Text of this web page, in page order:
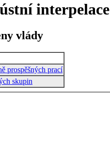
interpelace
vlády
prospěšných prací
skupin